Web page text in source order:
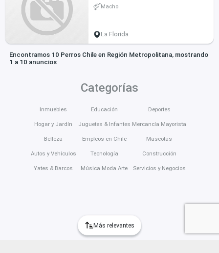
Más relevantes
Macho
La Florida
Encontramos 10 Perros Chile en Región Metropolitana, mostrando
1 a 10 anuncios
Categorías
Inmuebles
Hogar y Jardín
Belleza
Autos y Vehículos
Yates & Barcos
Educación
Juguetes & Infantes
Empleos en Chile
Tecnología
Música Moda Arte
Deportes
Mercancía Mayorista
Mascotas
Construcción
Servicios y Negocios